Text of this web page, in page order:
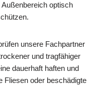
optisch
unsere Fachpartner
und tragfähiger
dauerhaft haften und
Fliesen oder beschädigte